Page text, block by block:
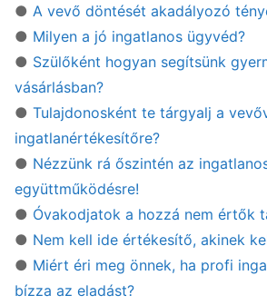
● A vevő döntését akadályozó
● Milyen a jó ingatlanos ügyvéd?
● Szülőként hogyan segítsünk
vásárlásban?
● Tulajdonosként te tárgyalj a
ingatlanértékesítőre?
● Nézzünk rá őszintén az
együttműködésre!
● Óvakodjatok a hozzá nem értők
● Nem kell ide értékesítő, akinek
● Miért éri meg önnek, ha profi
bízza az eladást?